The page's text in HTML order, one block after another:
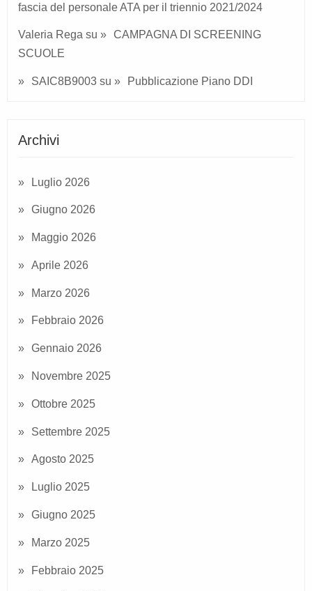
fascia del personale ATA per il triennio 2021/2024
Valeria Rega su
CAMPAGNA DI SCREENING
SCUOLE
SAIC8B9003 su Pubblicazione Piano DDI
Archivi
Luglio 2026
Giugno 2026
Maggio 2026
Aprile 2026
Marzo 2026
Febbraio 2026
Gennaio 2026
Novembre 2025
Ottobre 2025
Settembre 2025
Agosto 2025
Luglio 2025
Giugno 2025
Marzo 2025
Febbraio 2025